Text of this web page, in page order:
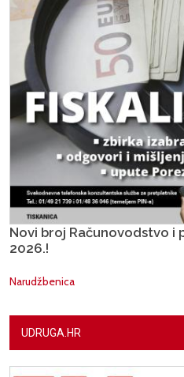
Novi broj Računovodstvo i
2026.!
Narudžbenica
UDRUGA.HR